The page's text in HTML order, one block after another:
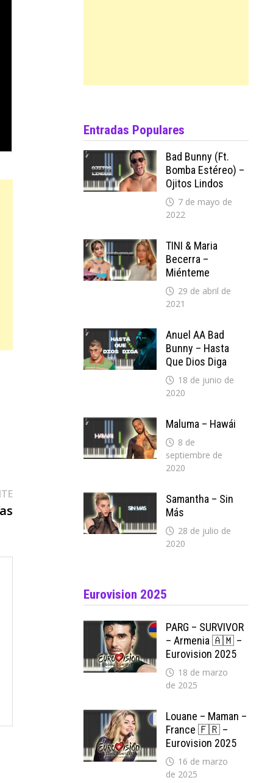
Entrada
Entradas Populares
Bad Bunny (ft.
Bomba Estéreo) –
Ojitos Lindos
7 de mayo de
2022
TINI & Maria
Becerra –
Miénteme
29 de abril de
2021
Anuel AA Bad
Bunny – Hasta
Que Dios Diga
18 de junio de
2020
Maluma – Hawái
8 de
septiembre de
2020
Samantha – Sin
Más
28 de julio de
2020
Eurovision 2025
PARG – SURVIVOR
– Armenia 🇦🇲 –
Eurovision 2025
18 de marzo
de 2025
Louane – Maman –
France 🇫🇷 –
Eurovision 2025
16 de marzo
de 2025